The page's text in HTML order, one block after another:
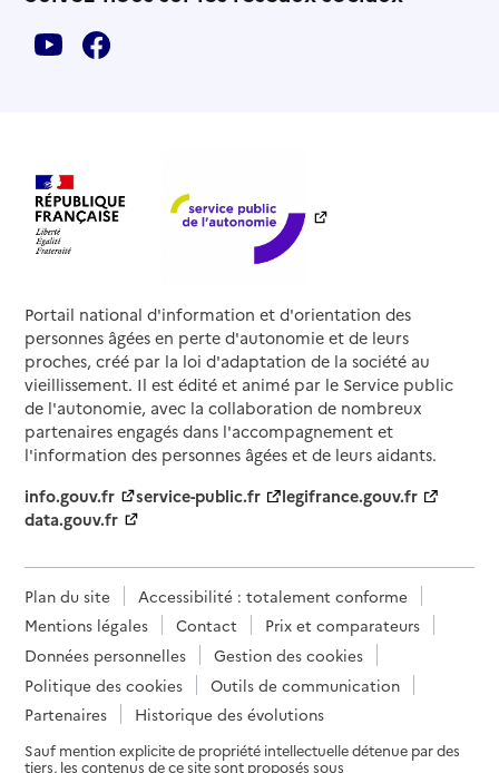
Portail national d'information et d'orientation des
personnes âgées en perte d'autonomie et de leurs
proches, créé par la loi d'adaptation de la société au
vieillissement. Il est édité et animé par le Service public
de l'autonomie, avec la collaboration de nombreux
partenaires engagés dans l'accompagnement et
l'information des personnes âgées et de leurs aidants.
info.gouv.fr
service-public.fr
legifrance.gouv.fr
data.gouv.fr
Plan du site
Accessibilité : totalement conforme
Mentions légales
Contact
Prix et comparateurs
Données personnelles
Gestion des cookies
Politique des cookies
Outils de communication
Partenaires
Historique des évolutions
Sauf mention explicite de propriété intellectuelle détenue par des
tiers, les contenus de ce site sont proposés sous